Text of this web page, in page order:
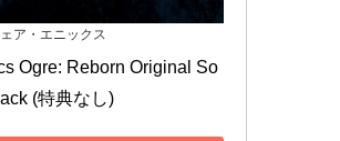
ア・エニックス
Ogre: Reborn Original So
(特典なし)